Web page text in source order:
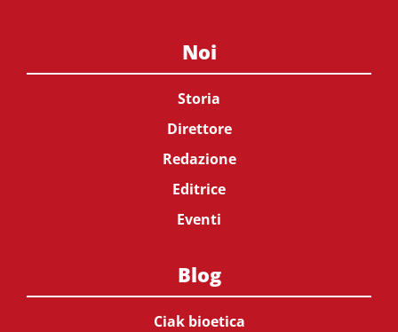
Noi
Storia
Direttore
Redazione
Editrice
Eventi
Blog
Ciak bioetica